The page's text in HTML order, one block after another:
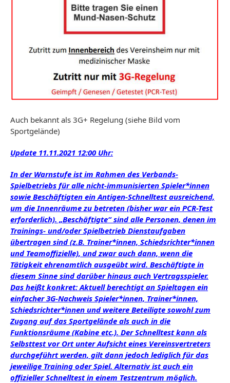
Auch bekannt als 3G+ Regelung (siehe Bild vom
Sportgelände)
Update 11.11.2021 12:00 Uhr:
In der Warnstufe ist im Rahmen des Verbands-
Spielbetriebs für alle nicht-immunisierten Spieler*innen
sowie Beschäftigten ein Antigen-Schnelltest ausreichend,
um die Innenräume zu betreten (bisher war ein PCR-Test
erforderlich). „Beschäftigte“ sind alle Personen, denen im
Trainings- und/oder Spielbetrieb Dienstaufgaben
übertragen sind (z.B. Trainer*innen, Schiedsrichter*innen
und Teamoffizielle), und zwar auch dann, wenn die
Tätigkeit ehrenamtlich ausgeübt wird. Beschäftigte in
diesem Sinne sind darüber hinaus auch Vertragsspieler.
Das heißt konkret: Aktuell berechtigt an Spieltagen ein
einfacher 3G-Nachweis Spieler*innen, Trainer*innen,
Schiedsrichter*innen und weitere Beteiligte sowohl zum
Zugang auf das Sportgelände als auch in die
Funktionsräume (Kabine etc.). Der Schnelltest kann als
Selbsttest vor Ort unter Aufsicht eines Vereinsvertreters
durchgeführt werden, gilt dann jedoch lediglich für das
jeweilige Training oder Spiel. Alternativ ist auch ein
offizieller Schnelltest in einem Testzentrum möglich.